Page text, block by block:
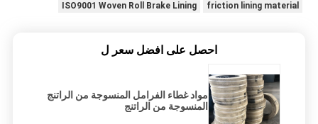
friction lining material
ISO9001 Woven Roll Brake Lining
احصل على افضل سعر ل
مواد غطاء الفرامل المنسوجة من الراتنج
المنسوجة من الراتنج